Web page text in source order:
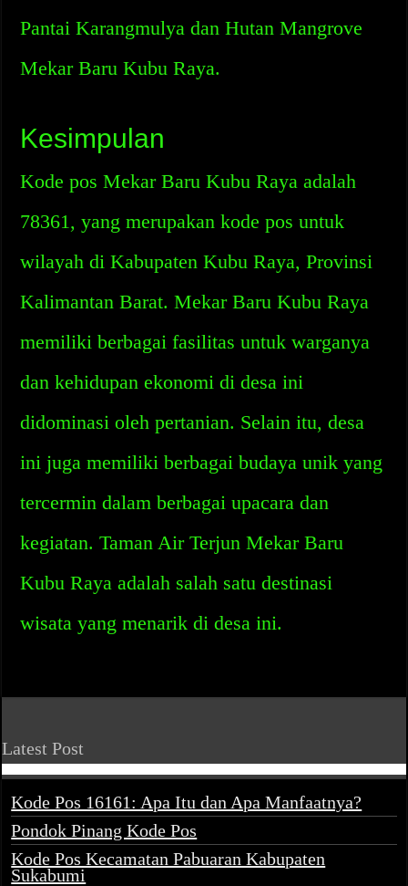
Pantai Karangmulya dan Hutan Mangrove
Mekar Baru Kubu Raya.
Kesimpulan
Kode pos Mekar Baru Kubu Raya adalah
78361, yang merupakan kode pos untuk
wilayah di Kabupaten Kubu Raya, Provinsi
Kalimantan Barat. Mekar Baru Kubu Raya
memiliki berbagai fasilitas untuk warganya
dan kehidupan ekonomi di desa ini
didominasi oleh pertanian. Selain itu, desa
ini juga memiliki berbagai budaya unik yang
tercermin dalam berbagai upacara dan
kegiatan. Taman Air Terjun Mekar Baru
Kubu Raya adalah salah satu destinasi
wisata yang menarik di desa ini.
Latest Post
Kode Pos 16161: Apa Itu dan Apa Manfaatnya?
Pondok Pinang Kode Pos
Kode Pos Kecamatan Pabuaran Kabupaten
Sukabumi